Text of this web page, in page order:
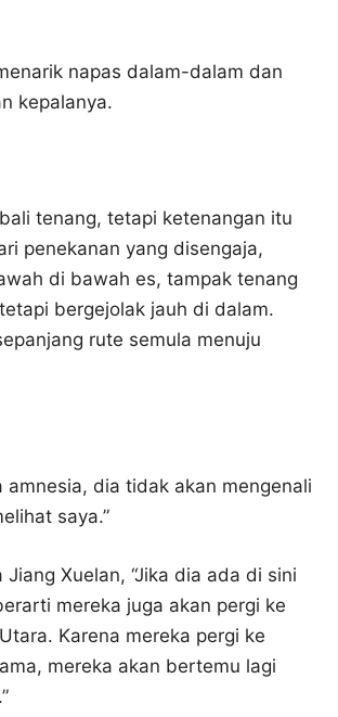
napas dalam-dalam dan
kepalanya.
tenang, tetapi ketenangan itu
penekanan yang disengaja,
di bawah es, tampak tenang
bergejolak jauh di dalam.
rute semula menuju
amnesia, dia tidak akan mengenali
saya.”
Jiang Xuelan, “Jika dia ada di sini
mereka juga akan pergi ke
Karena mereka pergi ke
mereka akan bertemu lagi